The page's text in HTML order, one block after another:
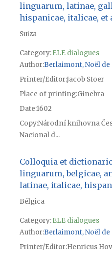
linguarum, latinae,
hispanicae, italicae, et
Suiza
Category:ELE dialogues
Author Berlaimont, Noël de
Printer/EditorJacob Stoer
Place of printingGinebra
Date1602
CopyNárodní knihovna
Nacional d...
Colloquia et
linguarum, belgicae,
latinae, italicae,
Bélgica
Category:ELE dialogues
Author Berlaimont, Noël de
Printer/Editor Henricus